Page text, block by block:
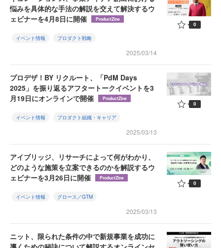
悩みを具体的な手法の解説を交えて解決するウ
ェビナーを4月8日に開催
ProductZine
イベント情報 プロダクト戦略
2025/03/14
0
プロデザ！BY リクルート、「PdM Days
2025」を振り返るアフタートークイベントを3
月19日にオンラインで開催
ProductZine
イベント情報 プロダクト組織・キャリア
2025/03/13
0
アイブリッジ、リサーチによって何がわかり、
どのような施策を立案できるのかを解説するウ
ェビナーを3月26日に開催
ProductZine
イベント情報 グロース／GTM
2025/03/13
0
ニット、限られた条件の中で新規事業を成功に